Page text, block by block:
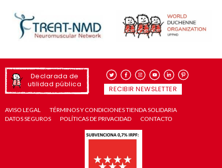
Declarada de
utilidad pública
RECIBIR NEWSLETTER
AVISO LEGAL
TÉRMINOS Y CONDICIONES TIENDA SOLIDARIA
DATOS SEGUROS
POLÍTICAS DE PRIVACIDAD CONTACTO